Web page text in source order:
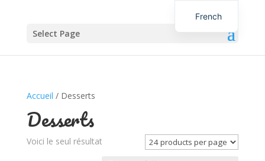
Select Page
Accueil / Desserts
Desserts
Voici le seul résultat
French